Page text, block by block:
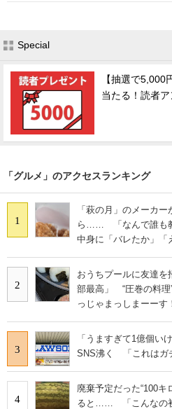
Special
【抽選で5,000
当たる！読者
「グルメ」のアクセスランキング
1
「萩の月」のメーカ
ら…… 「なんで誰も
中身に「バレたか」「
2
おうちプールに友達
部最高」 “圧巻の料理
っじゃまっしまーーす
3
「うますぎて1億個い
SNS沸く 「これはガ
4
廃棄予定だった“100
ると…… 「こんなの